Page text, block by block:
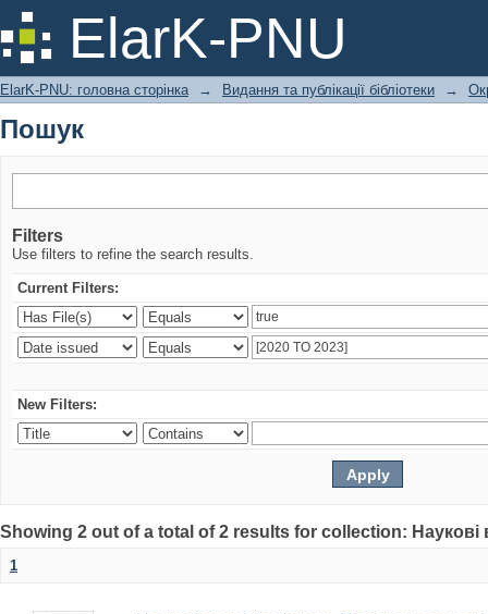
ElarK-PNU
Пошук
ElarK-PNU: головна сторінка → Видання та публікації бібліотеки →
Пошук
Filters
Use filters to refine the search results.
Current Filters:
New Filters:
Showing 2 out of a total of 2 results for collection:
1